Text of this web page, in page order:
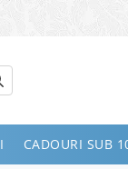
CADOURI SUB